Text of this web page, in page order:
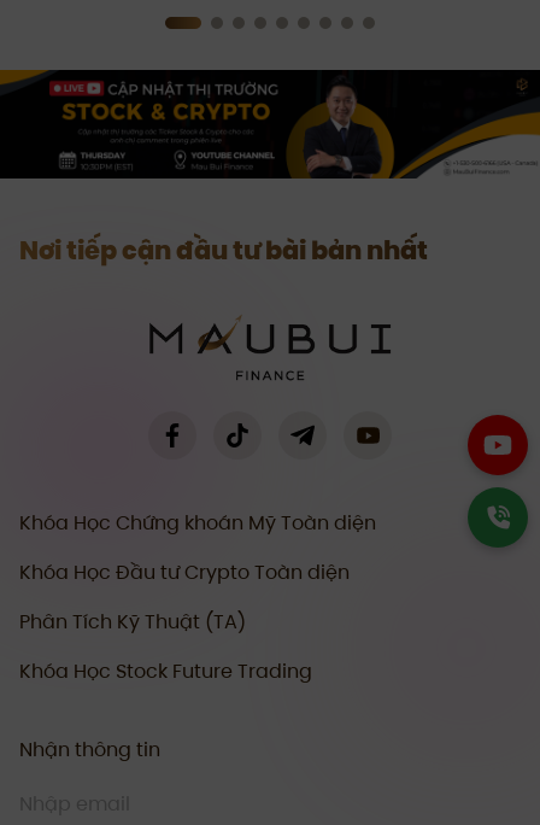
Nơi tiếp cận đầu tư bài bản nhất
Khóa Học Chứng khoán Mỹ Toàn diện
Khóa Học Đầu tư Crypto Toàn diện
Phân Tích Kỹ Thuật (TA)
Khóa Học Stock Future Trading
Nhận thông tin